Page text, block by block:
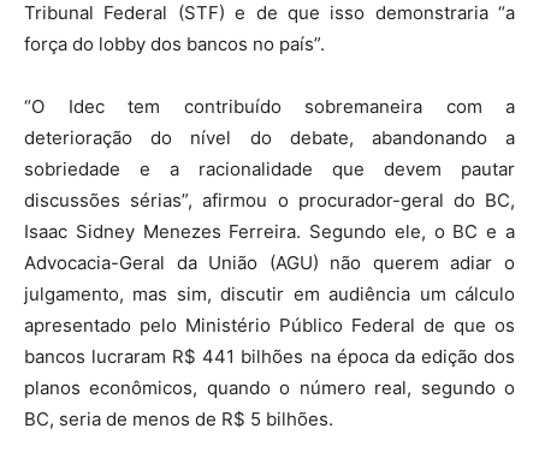
Tribunal Federal (STF) e de que isso demonstraria “a
força do lobby dos bancos no país”.
“O Idec tem contribuído sobremaneira com a
deterioração do nível do debate, abandonando a
sobriedade e a racionalidade que devem pautar
discussões sérias”, afirmou o procurador-geral do BC,
Isaac Sidney Menezes Ferreira. Segundo ele, o BC e a
Advocacia-Geral da União (AGU) não querem adiar o
julgamento, mas sim, discutir em audiência um cálculo
apresentado pelo Ministério Público Federal de que os
bancos lucraram R$ 441 bilhões na época da edição dos
planos econômicos, quando o número real, segundo o
BC, seria de menos de R$ 5 bilhões.